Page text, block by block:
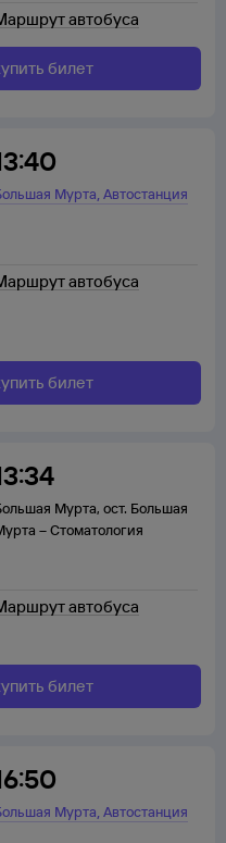
автобуса
билет
Мурта,Автостанция
автобуса
билет
Мурта, ост. Большая
– Стоматология
автобуса
билет
Мурта,Автостанция